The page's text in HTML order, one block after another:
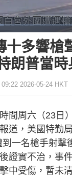
:
十多響槍
朗普當時
2026-05-24 HKT
間周六（23日
道，美國特勤
一名槍手射擊
證實不治，事
中受傷，暫未